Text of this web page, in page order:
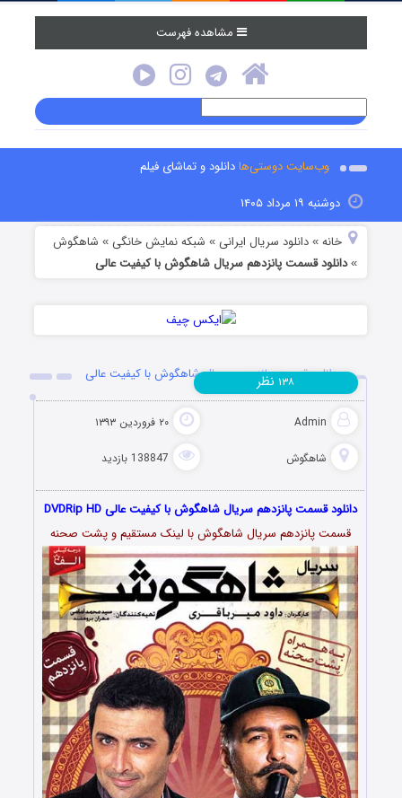
مشاهده فهرست
وب‌سایت دوستی‌هادانلود و تماشای فیلم
دوشنبه ۱۹ مرداد ۱۴۰۵
خانه »دانلود سریال ایرانی » شبکه نمایش خانگی » شاهگوش
»دانلود قسمت پانزدهم سریال شاهگوش با کیفیت عالی
دانلود قسمت پانزدهم سریال شاهگوش با کیفیت عالی
Admin ۲۰ فروردین ۱۳۹۳
شاهگوش 138847 بازدید
۱۳۸ نظر
دانلود قسمت پانزدهم سریال شاهگوش با کیفیت عالی DVDRip HD
قسمت پانزدهم سریال شاهگوش با لینک مستقیم و پشت صحنه